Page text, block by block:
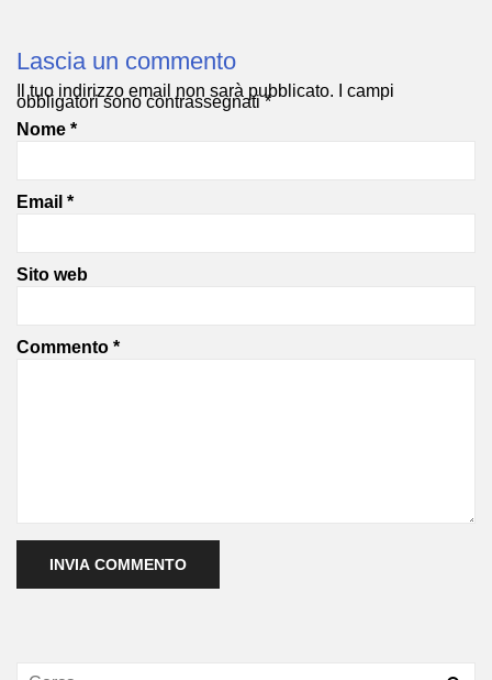
Lascia un commento
Il tuo indirizzo email non sarà pubblicato. I campi
obbligatori sono contrassegnati*
Nome *
Email *
Sito web
Commento *